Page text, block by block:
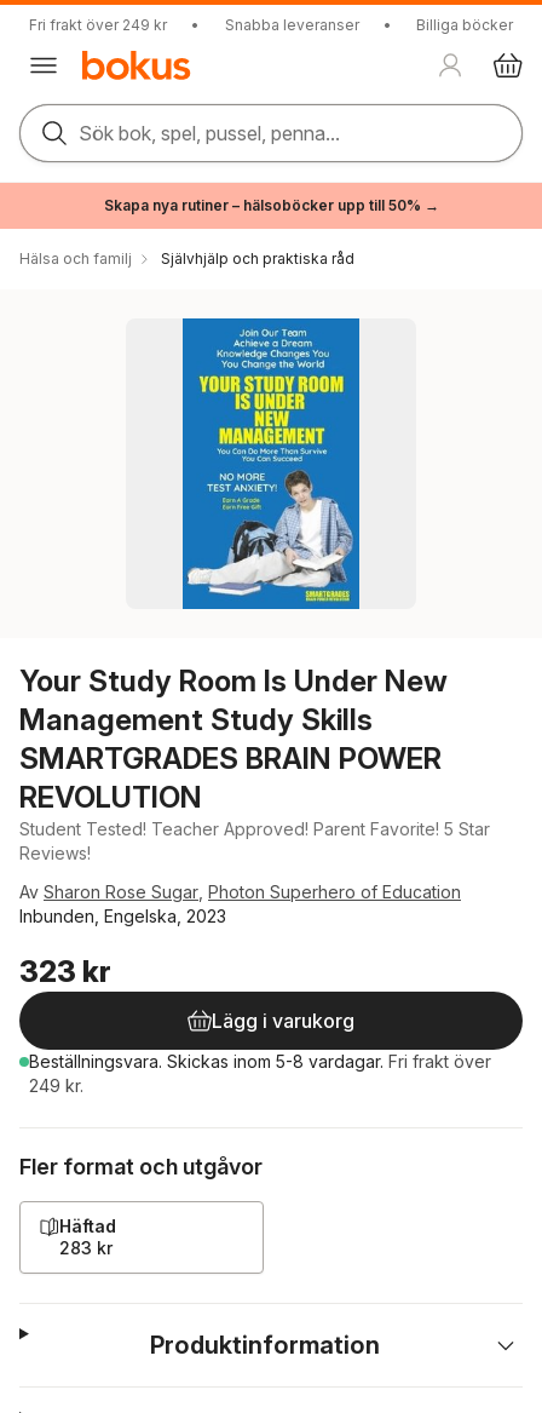
Fri frakt över 249 kr • Snabba leveranser • Billiga böcker
Sök bok, spel, pussel, penna...
Skapa nya rutiner – hälsoböcker upp till 50% →
Hälsa och familj Självhjälp och praktiska råd
Your Study Room Is Under New
Management Study Skills
SMARTGRADES BRAIN POWER
REVOLUTION
Student Tested! Teacher Approved! Parent Favorite! 5 Star
Reviews!
Av Sharon Rose Sugar Photon Superhero of Education
Inbunden, Engelska, 2023
323 kr
Lägg i varukorg
Beställningsvara. Skickas inom 5-8 vardagar. Fri frakt över
249 kr.
Fler format och utgåvor
Häftad
283 kr
Produktinformation